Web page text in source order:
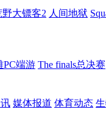
野大镖客2 人间地狱
PC端游 The finals总决赛
媒体报道 体育动态